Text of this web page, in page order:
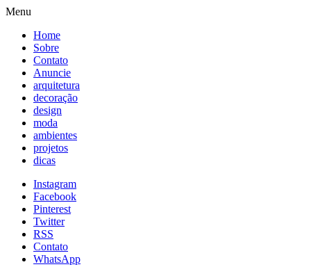
Menu
Home
Sobre
Contato
Anuncie
arquitetura
decoração
design
moda
ambientes
projetos
dicas
Instagram
Facebook
Pinterest
Twitter
RSS
Contato
WhatsApp